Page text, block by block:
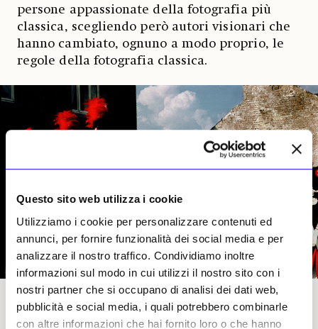
Questo sito web utilizza i cookie
Utilizziamo i cookie per personalizzare contenuti ed
annunci, per fornire funzionalità dei social media e per
analizzare il nostro traffico. Condividiamo inoltre
informazioni sul modo in cui utilizzi il nostro sito con i
nostri partner che si occupano di analisi dei dati web,
pubblicità e social media, i quali potrebbero combinarle
con altre informazioni che hai fornito loro o che hanno
persone appassionate della fotografia più
classica, scegliendo però autori visionari che
hanno cambiato, ognuno a modo proprio, le
regole della fotografia classica.
Harry Gruyaert, Waterloo, Belgio, 1981. Courtesy l'artista e della Galleria FIFTY ONE,
Anversa.